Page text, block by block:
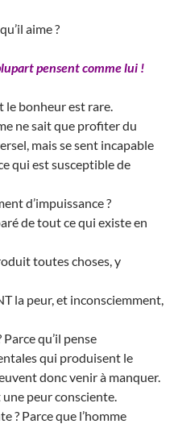
aime ?
pensent comme lui !
bonheur est rare.
ne sait que profiter du
mais se sent incapable
qui est susceptible de
d’impuissance ?
de tout ce qui existe en
toutes choses, y
la peur, et inconsciemment,
qu’il pense
qui produisent le
donc venir à manquer.
peur consciente.
? Parce que l’homme